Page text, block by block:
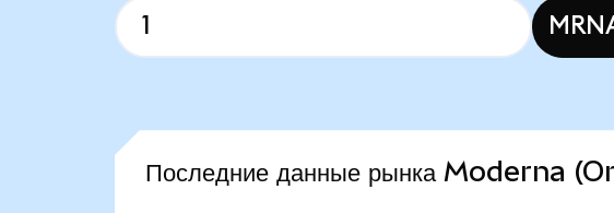
Последние данные рынка Moderna